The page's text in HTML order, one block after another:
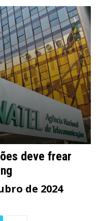
deve frear
de 2024